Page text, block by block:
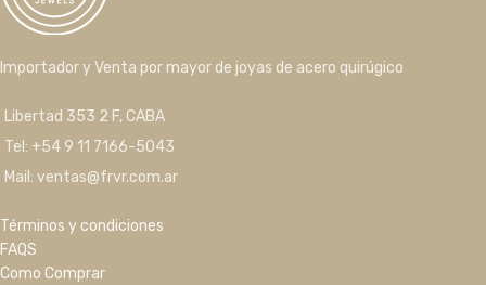
Importador y Venta por mayor de joyas de acero quirúgico
Libertad 353 2 F, CABA
Tel: +54 9 11 7166-5043
Mail: ventas@frvr.com.ar
Términos y condiciones
FAQS
Como Comprar